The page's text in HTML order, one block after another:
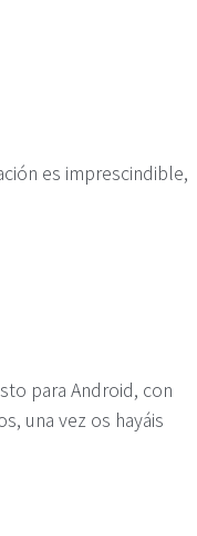
es imprescindible,
para Android, con
una vez os hayáis